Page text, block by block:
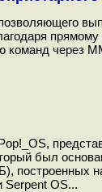
через
был
построенных
Serpent OS...